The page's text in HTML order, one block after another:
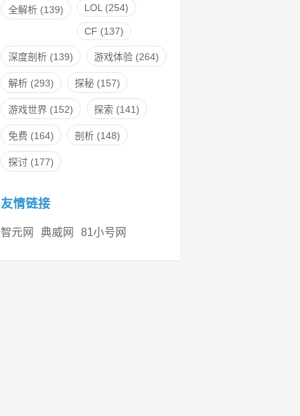
全解析 (139) LOL (254)
CF (137)
深度剖析 (139) 游戏体验 (264)
解析 (293) 探秘 (157)
游戏世界 (152) 探索 (141)
免费 (164) 剖析 (148)
探讨 (177)
友情链接
智元网 典威网 81小号网